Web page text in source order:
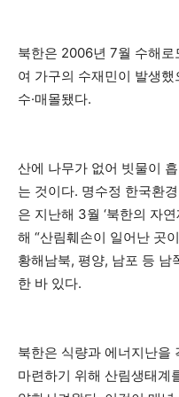
북한은 2006년 7월 수해
여 가구의 수재민이 발생
수·매몰됐다.
산에 나무가 없어 빗물이
는 것이다. 명수정 한국환
은 지난해 3월 ‘북한의 자
해 “산림훼손이 일어난 곳
황해남북, 평양, 남포 등 남
한 바 있다.
북한은 식량과 에너지난을
마련하기 위해 산림생태계